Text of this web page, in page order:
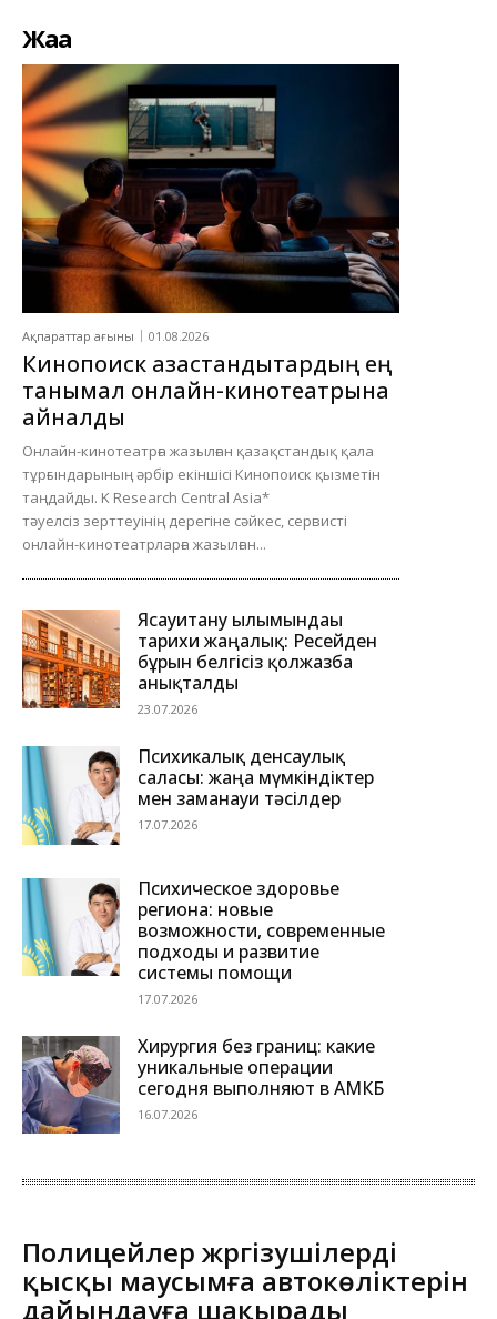
Жаңа
Ақпараттар ағыны 01.08.2026
Кинопоиск қазақстандықтардың ең
танымал онлайн-кинотеатрына
айналды
Онлайн-кинотеатрға жазылған қазақстандық қала
тұрғындарының әрбір екіншісі Кинопоиск қызметін
таңдайды. K Research Central Asia*
тәуелсіз зерттеуінің дерегіне сәйкес, сервисті
онлайн-кинотеатрларға жазылған...
Ясауитану ғылымындағы
тарихи жаңалық: Ресейден
бұрын белгісіз қолжазба
анықталды
23.07.2026
Психикалық денсаулық
саласы: жаңа мүмкіндіктер
мен заманауи тәсілдер
17.07.2026
Психическое здоровье
региона: новые
возможности, современные
подходы и развитие
системы помощи
17.07.2026
Хирургия без границ: какие
уникальные операции
сегодня выполняют в АМКБ
16.07.2026